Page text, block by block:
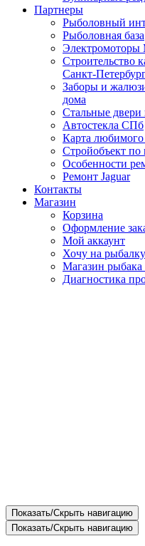
Партнеры
Рыболовный
Рыболовная база
Строительство
Санкт-
Заборы и
дома
Стальные двери
Автостекла СПб
Карта любимого
Стройобъект по
Особенности
Ремонт Jaguar
Контакты
Магазин
Корзина
Оформление
Мой аккаунт
Хочу на рыбалку
Магазин
Диагностика
Показать/Скрыть навигацию
Показать/Скрыть навигацию